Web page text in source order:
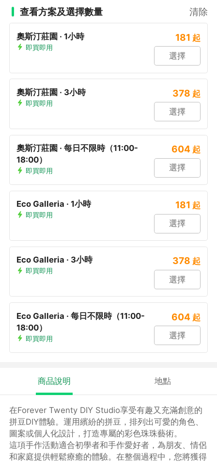
查看方案及選擇數量 清除
奧斯汀莊園 · 1小時
即買即用
181 起
選擇
奧斯汀莊園 · 3小時
即買即用
378 起
選擇
奧斯汀莊園 · 每日不限時（11:00-
18:00）
即買即用
604 起
選擇
Eco Galleria · 1小時
即買即用
181 起
選擇
Eco Galleria · 3小時
即買即用
378 起
選擇
Eco Galleria · 每日不限時（11:00-
18:00）
即買即用
604 起
選擇
商品說明 地點
在Forever Twenty DIY Studio享受有趣又充滿創意的
拼豆DIY體驗。運用繽紛的拼豆，排列出可愛的角色、
圖案或個人化設計，打造專屬的彩色珠珠藝術。
這項手作活動適合初學者和手作愛好者，為朋友、情侶
和家庭提供輕鬆療癒的體驗。在整個過程中，您將獲得